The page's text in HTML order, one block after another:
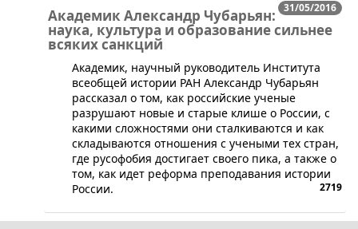
31/05/2016
Академик Александр Чубарьян:
наука, культура и образование сильнее
всяких санкций
​Академик, научный руководитель Института
всеобщей истории РАН Александр Чубарьян
рассказал о том, как российские ученые
разрушают новые и старые клише о России, с
какими сложностями они сталкиваются и как
складываются отношения с учеными тех стран,
где русофобия достигает своего пика, а также о
том, как идет реформа преподавания истории
России.
2719